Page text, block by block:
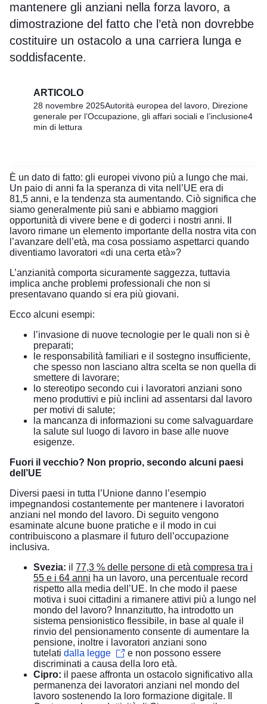
mantenere gli anziani nella forza lavoro, a
dimostrazione del fatto che l’età non dovrebbe
costituire un ostacolo a una carriera lunga e
soddisfacente.
ARTICOLO
28 novembre 2025Autorità europea del lavoro, Direzione
generale per l’Occupazione, gli affari sociali e l’inclusione4
min di lettura
È un dato di fatto: gli europei vivono più a lungo che mai.
Un paio di anni fa la speranza di vita nell’UE era di
81,5 anni, e la tendenza sta aumentando. Ciò significa che
siamo generalmente più sani e abbiamo maggiori
opportunità di vivere bene e di goderci i nostri anni. Il
lavoro rimane un elemento importante della nostra vita con
l’avanzare dell’età, ma cosa possiamo aspettarci quando
diventiamo lavoratori «di una certa età»?
L’anzianità comporta sicuramente saggezza, tuttavia
implica anche problemi professionali che non si
presentavano quando si era più giovani.
Ecco alcuni esempi:
l’invasione di nuove tecnologie per le quali non si è
preparati;
le responsabilità familiari e il sostegno insufficiente,
che spesso non lasciano altra scelta se non quella di
smettere di lavorare;
lo stereotipo secondo cui i lavoratori anziani sono
meno produttivi e più inclini ad assentarsi dal lavoro
per motivi di salute;
la mancanza di informazioni su come salvaguardare
la salute sul luogo di lavoro in base alle nuove
esigenze.
Fuori il vecchio? Non proprio, secondo alcuni paesi
dell’UE
Diversi paesi in tutta l’Unione danno l’esempio
impegnandosi costantemente per mantenere i lavoratori
anziani nel mondo del lavoro. Di seguito vengono
esaminate alcune buone pratiche e il modo in cui
contribuiscono a plasmare il futuro dell’occupazione
inclusiva.
Svezia: il 77,3 % delle persone di età compresa tra i
55 e i 64 anni ha un lavoro, una percentuale record
rispetto alla media dell’UE. In che modo il paese
motiva i suoi cittadini a rimanere attivi più a lungo nel
mondo del lavoro? Innanzitutto, ha introdotto un
sistema pensionistico flessibile, in base al quale il
rinvio del pensionamento consente di aumentare la
pensione, inoltre i lavoratori anziani sono
tutelati dalla legge
e non possono essere
discriminati a causa della loro età.
Cipro: il paese affronta un ostacolo significativo alla
permanenza dei lavoratori anziani nel mondo del
lavoro sostenendo la loro formazione digitale. Il